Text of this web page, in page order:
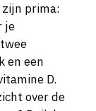
prima:
je
en een
D.
over de